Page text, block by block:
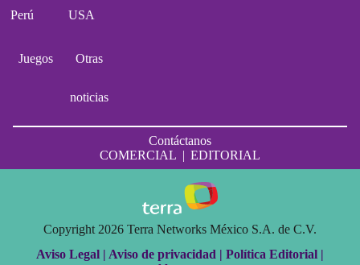
Perú USA
Juegos Otras
noticias
Contáctanos
COMERCIAL | EDITORIAL
Copyright 2026 Terra Networks México S.A. de C.V.
Aviso Legal | Aviso de privacidad | Política Editorial |